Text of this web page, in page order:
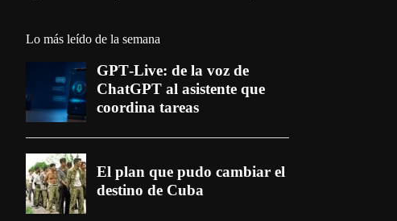
Lo más leído de la semana